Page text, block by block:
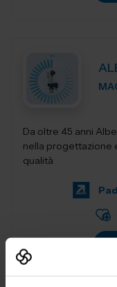
Da oltre 45 anni
nella progettazione
qualità